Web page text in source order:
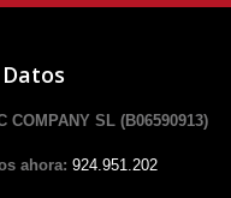
COMPANY SL (B06590913)
ahora: 924.951.202